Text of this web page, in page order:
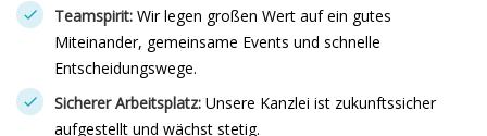
Teamspirit: Wir legen großen Wert auf ein gutes
Miteinander, gemeinsame Events und schnelle
Entscheidungswege.
Sicherer Arbeitsplatz: Unsere Kanzlei ist zukunftssicher
aufgestellt und wächst stetig.